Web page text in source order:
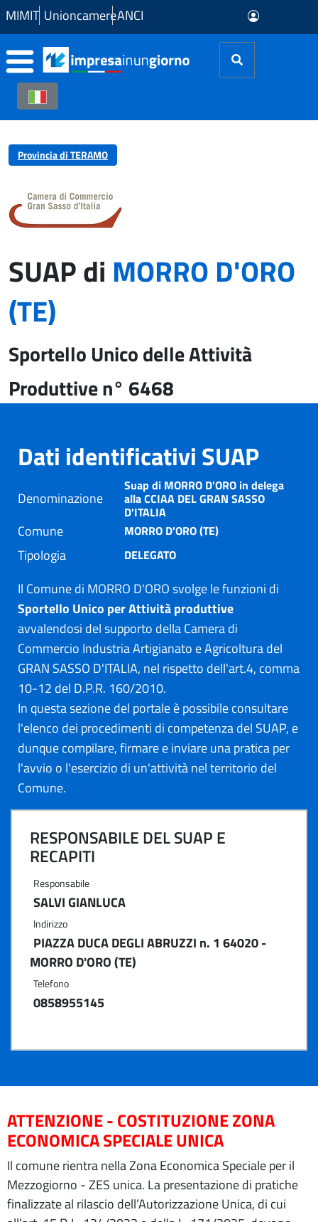
Skip to Main Content
MIMIT UnioncamereANCI
Provincia di TERAMO
SUAP di MORRO D'ORO
(TE)
Sportello Unico delle Attività
Produttive n° 6468
Dati identificativi SUAP
Denominazione
Suap di MORRO D'ORO in delega
alla CCIAA DEL GRAN SASSO
D'ITALIA
Comune MORRO D'ORO (TE)
Tipologia DELEGATO
Il Comune di MORRO D'ORO svolge le funzioni di
Sportello Unico per Attività produttive
avvalendosi del supporto della Camera di
Commercio Industria Artigianato e Agricoltura del
GRAN SASSO D'ITALIA, nel rispetto dell'art.4, comma
10-12 del D.P.R. 160/2010.
In questa sezione del portale è possibile consultare
l'elenco dei procedimenti di competenza del SUAP, e
dunque compilare, firmare e inviare una pratica per
l'avvio o l'esercizio di un'attività nel territorio del
Comune.
RESPONSABILE DEL SUAP E
RECAPITI
Responsabile
SALVI GIANLUCA
Indirizzo
PIAZZA DUCA DEGLI ABRUZZI n. 1 64020 -
MORRO D'ORO (TE)
Telefono
0858955145
ATTENZIONE - COSTITUZIONE ZONA
ECONOMICA SPECIALE UNICA
Il comune rientra nella Zona Economica Speciale per il
Mezzogiorno - ZES unica. La presentazione di pratiche
finalizzate al rilascio dell’Autorizzazione Unica, di cui